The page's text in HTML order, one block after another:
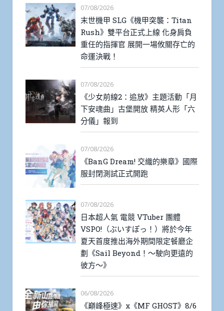
07/08/2026
末世機甲 SLG《機甲突襲：Titan
Rush》雙平台正式上線 化身肩負
重任的指揮官 展開一場攸關存亡的
命運決戰！
07/08/2026
《少女前線2：追放》主題活動「月
下安魂曲」古堡開放 精英人形「六
分儀」報到
07/08/2026
《BanG Dream! 交織的樂章》國際
服封閉測試正式開跑
07/08/2026
日本超人氣 電競 VTuber 團體
VSPO!（ぶいすぽっ！）將於今年
夏天首度推出海外期間限定餐廳企
劃《Sail Beyond！～駛向更遠的
彼方～》
06/08/2026
《巔峰極速》x《MF GHOST》8/6